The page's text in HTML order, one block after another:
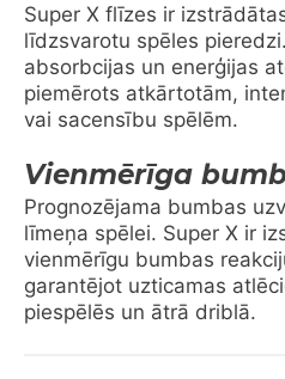
Super X flīzes ir
līdzsvarotu spēles
absorbcijas un enerģijas
piemērots atkārtotām,
vai sacensību spēlēm.
Vienmērīga
Prognozējama bumbas
līmeņa spēlei. Super X ir
vienmērīgu bumbas
garantējot uzticamas
piespēlēs un ātrā driblā.